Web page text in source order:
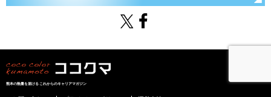
熊本の熱量を届けるこれからのキャリアマガジン